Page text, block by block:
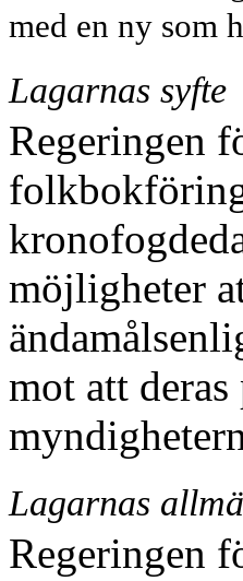
med en ny som
Lagarnas syfte
Regeringen
möjligheter
mot att
Lagarnas
Regeringen